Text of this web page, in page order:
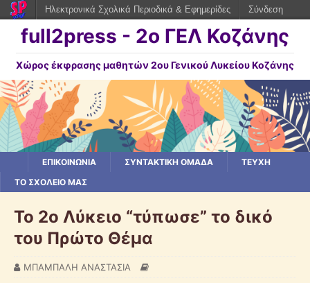
full2press - 2o ΓΕΛ Κοζάνης
Χώρος έκφρασης μαθητών 2ου Γενικού Λυκείου Κοζάνης
ΕΠΙΚΟΙΝΩΝΙΑ ΣΥΝΤΑΚΤΙΚΗ ΟΜΑΔΑ
ΤΕΥΧΗ
ΤΟ ΣΧΟΛΕΙΟ ΜΑΣ
Το 2ο Λύκειο “τύπωσε” το δικό
του Πρώτο Θέμα
ΜΠΑΜΠΑΛΗ ΑΝΑΣΤΑΣΙΑ
Ηλεκτρονικά Σχολικά Περιοδικά & Εφημερίδες Σύνδεση